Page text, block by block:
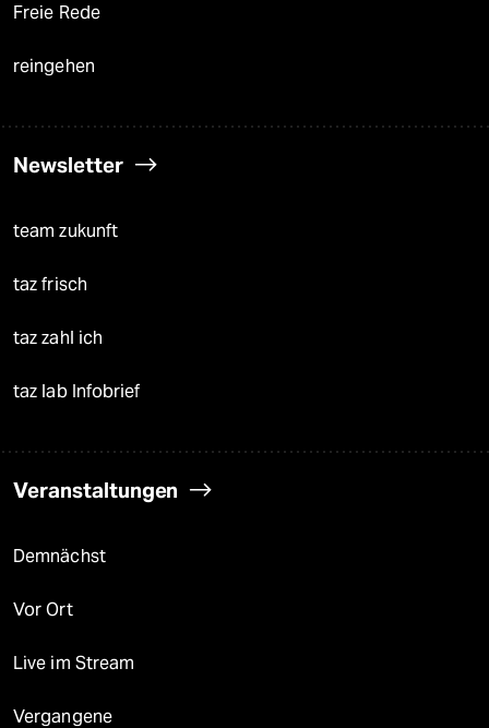
Freie Rede
reingehen
Newsletter
team zukunft
taz frisch
taz zahl ich
taz lab Infobrief
Veranstaltungen
Demnächst
Vor Ort
Live im Stream
Vergangene